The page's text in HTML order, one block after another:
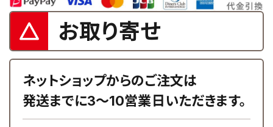
お取り寄せ
ネットショップからのご注文は
発送までに3～10営業日いただきます。